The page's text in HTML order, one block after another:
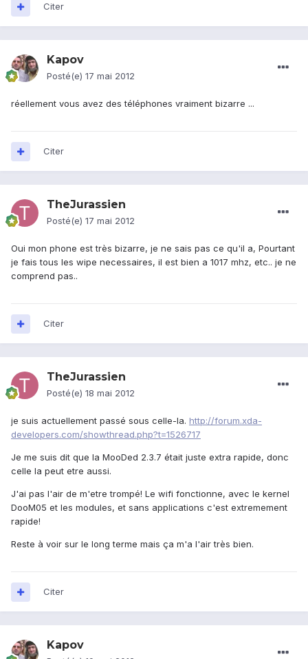
Citer
Kapov
Posté(e) 17 mai 2012
réellement vous avez des téléphones vraiment bizarre ...
Citer
TheJurassien
Posté(e) 17 mai 2012
Oui mon phone est très bizarre, je ne sais pas ce qu'il a, Pourtant
je fais tous les wipe necessaires, il est bien a 1017 mhz, etc.. je ne
comprend pas..
Citer
TheJurassien
Posté(e) 18 mai 2012
je suis actuellement passé sous celle-la. http://forum.xda-
developers.com/showthread.php?t=1526717
Je me suis dit que la MooDed 2.3.7 était juste extra rapide, donc
celle la peut etre aussi.
J'ai pas l'air de m'etre trompé! Le wifi fonctionne, avec le kernel
DooM05 et les modules, et sans applications c'est extremement
rapide!
Reste à voir sur le long terme mais ça m'a l'air très bien.
Citer
Kapov